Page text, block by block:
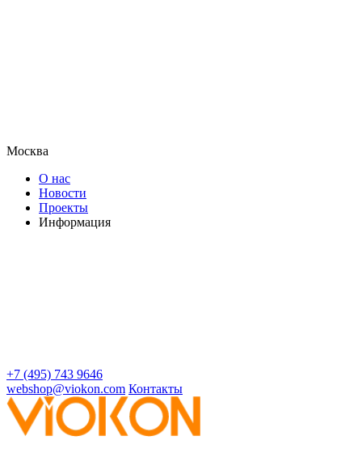
Москва
О нас
Новости
Проекты
Информация
+7 (495) 743 9646
webshop@viokon.com Контакты